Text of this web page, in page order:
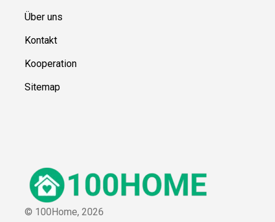
Über uns
Kontakt
Kooperation
Sitemap
© 100Home, 2026